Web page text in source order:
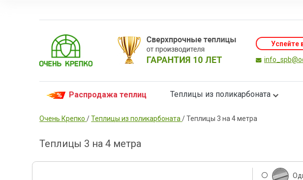
Успейте
Распродажа теплиц Теплицы из поликарбоната
Очень Крепко /Теплицы из поликарбоната /Теплицы 3 на 4 метра
Теплицы 3 на 4 метра